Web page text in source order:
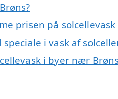
prisen på solcellevask
i vask af
i byer nær Brøns